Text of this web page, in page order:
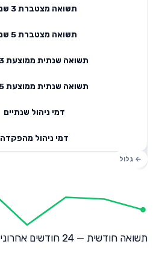
תשואה מצטברת 3 שנים
תשואה מצטברת 5 שנים
תשואה שנתית ממוצעת 3 שנים
תשואה שנתית ממוצעת 5 שנים
דמי ניהול שנתיים
דמי ניהול מהפקדה
תשואה חודשית — 24 חודשים אחרונים